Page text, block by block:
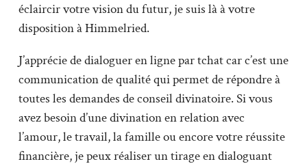
éclaircir votre vision du futur, je suis là à votre
disposition à Himmelried.
J’apprécie de dialoguer en ligne par tchat car c’est une
communication de qualité qui permet de répondre à
toutes les demandes de conseil divinatoire. Si vous
avez besoin d’une divination en relation avec
l’amour, le travail, la famille ou encore votre réussite
financière, je peux réaliser un tirage en dialoguant